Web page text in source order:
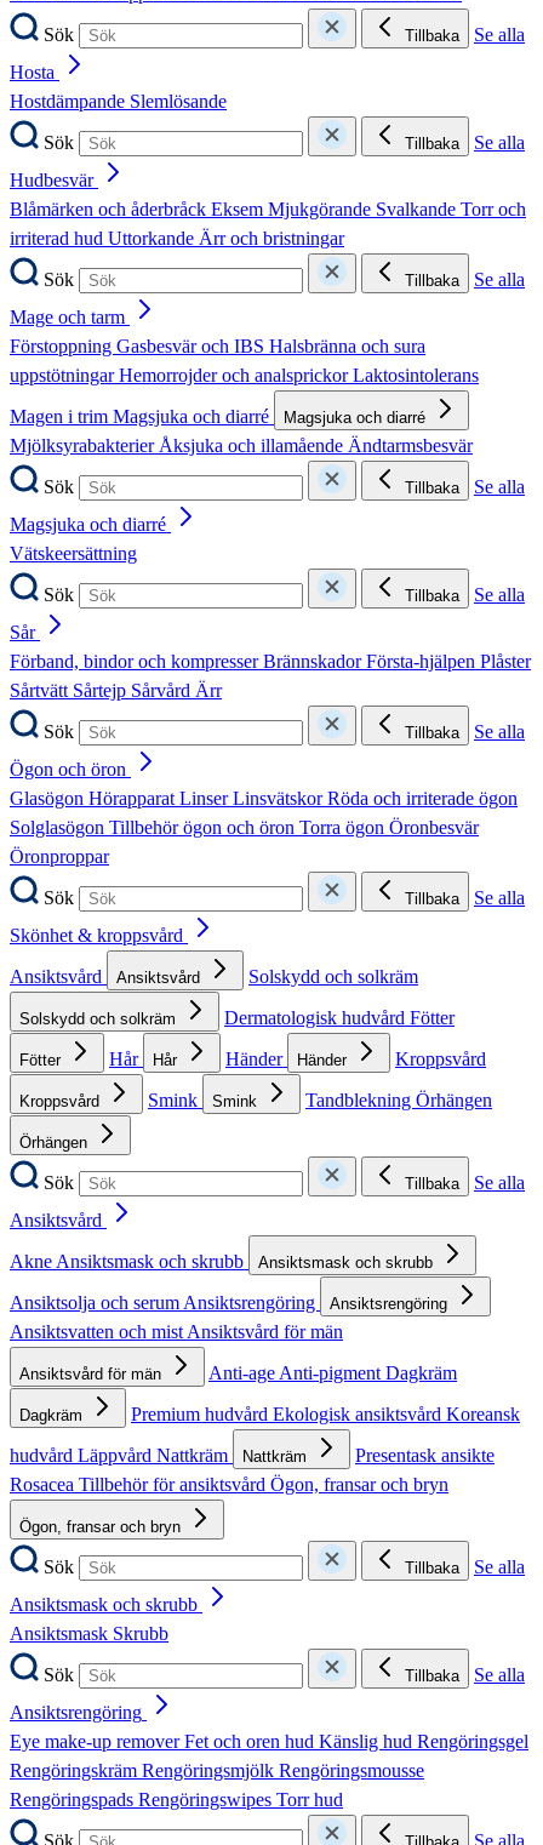
Sök
Tillbaka
Se alla
Hosta
Hostdämpande Slemlösande
Sök
Tillbaka
Se alla
Hudbesvär
Blåmärken och åderbråck Eksem Mjukgörande Svalkande Torr och
irriterad hud Uttorkande Ärr och bristningar
Sök
Tillbaka
Se alla
Mage och tarm
Förstoppning Gasbesvär och IBS Halsbränna och sura
uppstötningarHemorrojder och analsprickorLaktosintolerans
Magen i trim Magsjuka och diarré Magsjuka och diarré
MjölksyrabakterierÅksjuka och illamående Ändtarmsbesvär
Sök
Tillbaka
Se alla
Magsjuka och diarré
Vätskeersättning
Sök
Tillbaka
Se alla
Sår
Förband, bindor och kompresserBrännskadorFörsta-hjälpen Plåster
Sårtvätt Sårtejp Sårvård Ärr
Sök
Tillbaka
Se alla
Ögon och öron
Glasögon HörapparatLinserLinsvätskorRöda och irriterade ögon
Solglasögon Tillbehör ögon och öron Torra ögon Öronbesvär
Öronproppar
Sök
Tillbaka
Se alla
Skönhet & kroppsvård
Ansiktsvård
Ansiktsvård Solskydd och solkräm
Solskydd och solkräm Dermatologisk hudvård Fötter
Fötter Hår Hår Händer Händer Kroppsvård
Kroppsvård Smink Smink Tandblekning Örhängen
Örhängen
Sök Tillbaka
Se alla
Ansiktsvård
AkneAnsiktsmask och skrubb Ansiktsmask och skrubb
Ansiktsolja och serumAnsiktsrengöring Ansiktsrengöring
Ansiktsvatten och mistAnsiktsvård för män
Ansiktsvård för män Anti-ageAnti-pigmentDagkräm
Dagkräm Premium hudvård Ekologisk ansiktsvård Koreansk
hudvård Läppvård Nattkräm Nattkräm
Presentask ansikte
Rosacea Tillbehör för ansiktsvård Ögon, fransar och bryn
Ögon, fransar och bryn
Sök Tillbaka
Se alla
Ansiktsmask och skrubb
Ansiktsmask Skrubb
Sök
Tillbaka
Se alla
Ansiktsrengöring
Eye make-up removerFet och oren hud Känslig hud Rengöringsgel
Rengöringskräm Rengöringsmjölk Rengöringsmousse
Rengöringspads Rengöringswipes Torr hud